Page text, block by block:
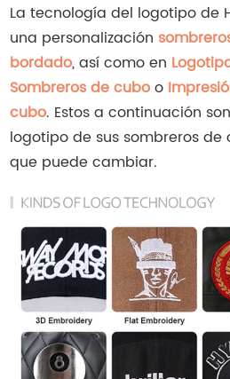
La tecnología del logotipo de
una personalización
bordado, así como en
Sombreros de cuboo
cubo. Estos a continuación
logotipo de sus sombreros
que puede cambiar.